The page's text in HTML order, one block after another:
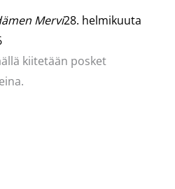
Mervi28. helmikuuta
kiitetään posket